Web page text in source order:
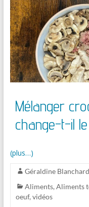
Mélanger
change-t-il
(plus…)
Géraldine Blanchard
Aliments,Aliments
oeuf,vidéos